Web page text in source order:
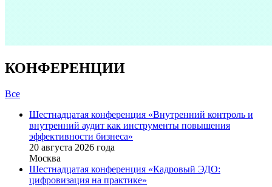
КОНФЕРЕНЦИИ
Все
Шестнадцатая конференция «Внутренний контроль и
внутренний аудит как инструменты повышения
эффективности бизнеса»
20 августа 2026 года
Москва
Шестнадцатая конференция «Кадровый ЭДО:
цифровизация на практике»